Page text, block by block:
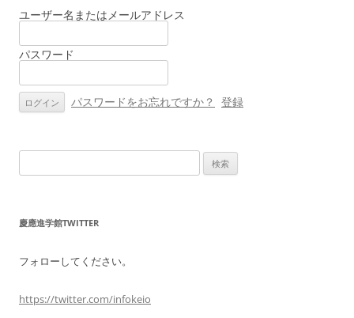
ー
ョ
ユーザー名またはメールアドレス
パスワード
パスワードをお忘れですか？ 登録
索:
慶應進学館TWITTER
フォローしてください。
https://twitter.com/infokeio